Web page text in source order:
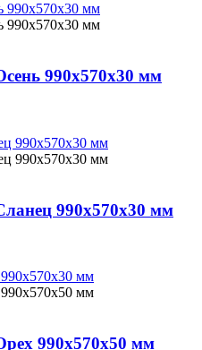
990x570x30 мм
990x570x30 мм
990x570x50 мм